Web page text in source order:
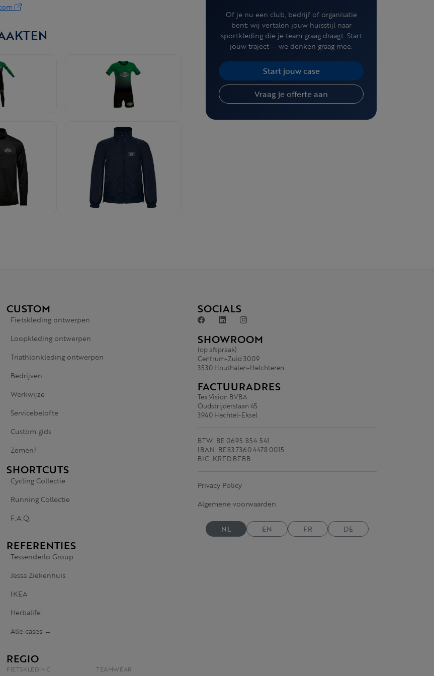
Of je nu een club, bedrijf of organisatie
bent: wij vertalen jouw huisstijl naar
sportkleding die je team graag draagt. Start
jouw traject — we denken graag mee.
Start jouw case
Vraag je offerte aan
CUSTOM
Fietskleding ontwerpen
Loopkleding ontwerpen
Triathlonkleding ontwerpen
Bedrijven
Werkwijze
Servicebelofte
Custom gids
Zemen?
SHORTCUTS
Cycling Collectie
Running Collectie
F.A.Q.
REFERENTIES
Tessenderlo Group
Jessa Ziekenhuis
IKEA
Herbalife
Alle cases →
REGIO
FIETSKLEDING TEAMWEAR
SOCIALS
SHOWROOM
(op afspraak)
Centrum-Zuid 3009
3530 Houthalen-Helchteren
FACTUURADRES
Tex.Vision BVBA
Oudstrijderslaan 45
3940 Hechtel-Eksel
BTW: BE 0695.854.541
IBAN: BE83 7360 4478 0015
BIC: KRED BEBB
Privacy Policy
Algemene voorwaarden
NL EN FR DE